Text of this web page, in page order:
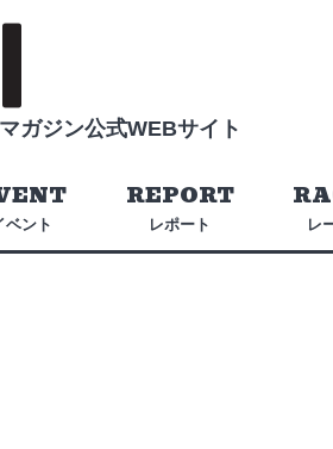
ガジン公式WEBサイト
ベント レポート
REPORT
レ